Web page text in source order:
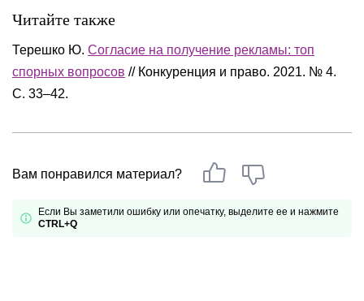
Читайте также
Терешко Ю. Согласие на получение рекламы: топ
спорных вопросов // Конкуренция и право. 2021. № 4.
С. 33–42.
Вам понравился материал?
Если Вы заметили ошибку или опечатку, выделите ее и нажмите
CTRL+Q